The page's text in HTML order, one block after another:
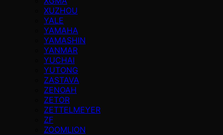
XUZHOU
YALE
YAMAHA
YAMASHIN
YANMAR
YUCHAI
YUTONG
ZASTAVA
ZENOAH
ZETOR
ZETTELMEYER
ZF
ZOOMLION